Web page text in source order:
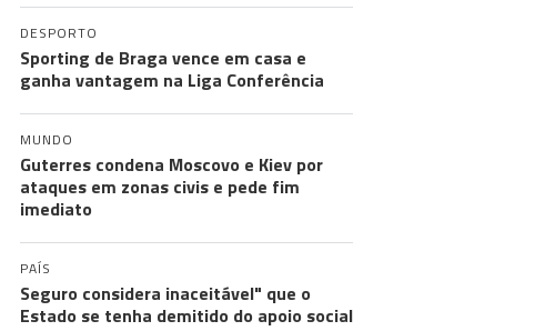
DESPORTO
Sporting de Braga vence em casa e
ganha vantagem na Liga Conferência
MUNDO
Guterres condena Moscovo e Kiev por
ataques em zonas civis e pede fim
imediato
PAÍS
Seguro considera inaceitável" que o
Estado se tenha demitido do apoio social